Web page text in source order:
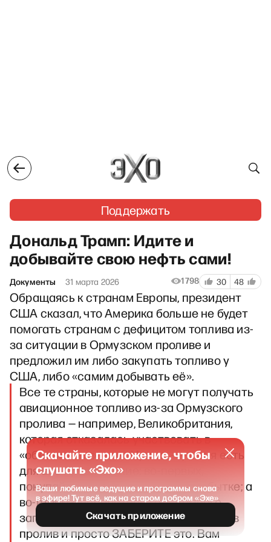
Поддержать
Дональд Трамп: Идите и
добывайте свою нефть сами!
Документы 31 марта 2026 1798 30 48
Обращаясь к странам Европы, президент
США сказал, что Америка больше не будет
помогать странам с дефицитом топлива из-
за ситуации в Ормузском проливе и
предложил им либо закупать топливо у
США, либо «самим добывать её».
Все те страны, которые не могут получать
авиационное топливо из-за Ормузского
пролива — например, Великобритания,
которая отказалась участвовать в
«обезглавливании» Ирана, — у меня есть
для вас предложение: во-первых,
покупайте у США, у нас этого в избытке; а
во-вторых, наберитесь хоть немного
запоздалой смелости, отправляйтесь в
пролив и просто ЗАБЕРИТЕ это. Вам
Скачайте приложение, чтобы
слушать «Эхо»
Ваши любимые ведущие и программы снова
в эфире! Тут всё, как на старом добром «Эхе»
Скачать приложение